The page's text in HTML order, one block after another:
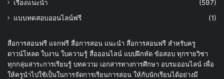
เรื่องแนะนำ
(597)
แบบทดสอบออนไลน์ฟรี
(1)
สื่อการสอนฟรี แจกฟรี สื่อการสอน แนะนำ สื่อการสอนฟรี สำหรับครู
ดาวน์โหลด ใบงาน ใบความรู้ สื่อออนไลน์ แบบฝึกหัด ข้อสอบ ทุกรายวิชา
ทุกกลุ่มสาระการเรียนรู้ บทความ เอกสารทางการศึกษา อบรมออนไลน์ เพื่อ
ให้ครูนำไปใช้เป็นในการจัดการเรียนการสอน ให้กับนักเรียนได้อย่างมี